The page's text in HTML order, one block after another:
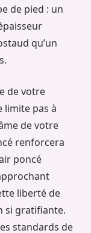
de pied : un
qu’un
de votre
limite pas à
de votre
renforcera
poncé
liberté de
si gratifiante.
standards de